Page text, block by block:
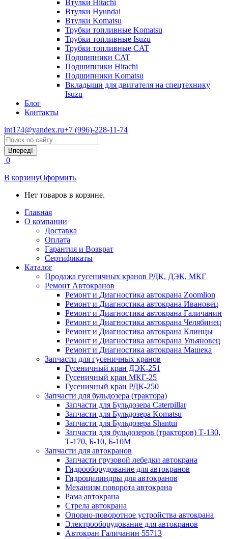
Втулки Hitachi
Втулки Hyundai
Втулки Komatsu
Трубки топливные Komatsu
Трубки топливные Isuzu
Трубки топливные CAT
Подшипники CAT
Подшипники Hitachi
Подшипники Komatsu
Вкладыши для двигателя на спецтехнику
Isuzu
Блог
Контакты
int174@yandex.ru+7 (996)-228-11-74
Страница
WhatsApp
открывается
в
новом
окне
Поиск:
0
В корзинуОформить
Нет товаров в корзине.
Главная
О компании
Доставка
Оплата
Гарантия и Возврат
Сертификаты
Каталог
Продажа гусеничных кранов РДК, ДЭК, МКГ
Ремонт Автокранов
Ремонт и Диагностика автокрана Zoomlion
Ремонт и Диагностика автокрана Ивановец
Ремонт и Диагностика автокрана Галичанин
Ремонт и Диагностика автокрана Челябинец
Ремонт и Диагностика автокрана Клинцы
Ремонт и Диагностика автокрана Ульяновец
Ремонт и Диагностика автокрана Машека
Запчасти для гусеничных кранов
Гусеничный кран ДЭК-251
Гусеничный кран МКГ-25
Гусеничный кран РДК-250
Запчасти для бульдозера (трактора)
Запчасти для Бульдозера Caterpillar
Запчасти для Бульдозера Komatsu
Запчасти для Бульдозера Shantui
Запчасти для бульдозеров (тракторов) Т-130,
Т-170, Б-10, Б-10М
Запчасти для автокранов
Запчасти грузовой лебедки автокрана
Гидрооборудование для автокранов
Гидроцилиндры для автокранов
Механизм поворота автокрана
Рама автокрана
Стрела автокрана
Опорно-поворотное устройства автокрана
Электрооборудование для автокранов
Автокран Галичанин 55713